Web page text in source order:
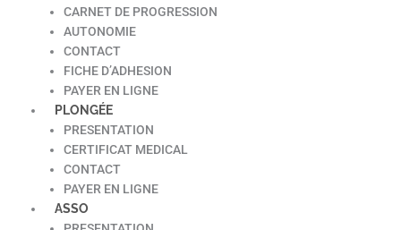
CARNET DE PROGRESSION
AUTONOMIE
CONTACT
FICHE D’ADHESION
PAYER EN LIGNE
PLONGÉE
PRESENTATION
CERTIFICAT MEDICAL
CONTACT
PAYER EN LIGNE
ASSO